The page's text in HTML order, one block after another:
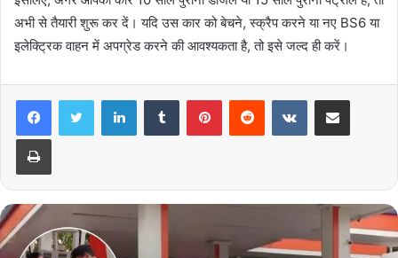
अभी से तैयारी शुरू कर दें। यदि उस कार को बेचने, स्क्रैप करने या नए BS6 या
इलेक्ट्रिक वाहन में अपग्रेड करने की आवश्यकता है, तो इसे जल्द ही करें।